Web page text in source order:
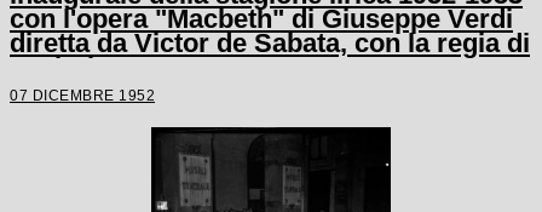
con l'opera "Macbeth" di Giuseppe Verdi
diretta da Victor de Sabata, con la regia di
Carl Ebert
07 DICEMBRE 1952